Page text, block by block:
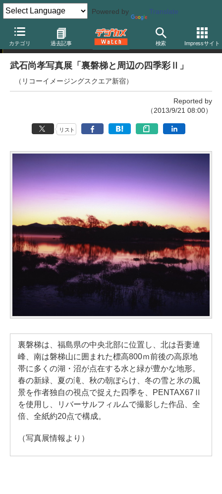
Powered by Translate
カテゴリ 過去記事 検索 Impressサイト
写真展
武石尚孝写真展「裏磐梯と周辺の四季彩Ⅱ」
（リコーイメージングスクエア新宿）
Reported by
（2013/9/21 08:00）
リスト
裏磐梯は、福島県の中央北部に位置し、北は吾妻連
峰、南は磐梯山に囲まれた標高800ｍ前後の高原地
帯に多くの湖・沼が点在する水と緑が豊かな地形。
春の新緑、夏の滝、秋の朝ぼらけ、冬の雪と氷の風
景を作者独自の視点で捉えた四季を、PENTAX67Ⅱ
を使用し、リバーサルフィルムで撮影した作品、全
倍、全紙約20点で構成。
（写真展情報より）